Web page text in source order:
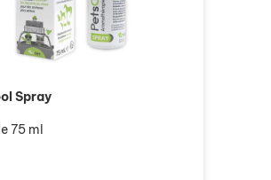
Spray
75 ml